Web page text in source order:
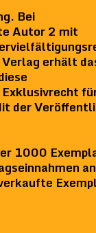
Bei
Autor 2 mit
erhält
der
1000